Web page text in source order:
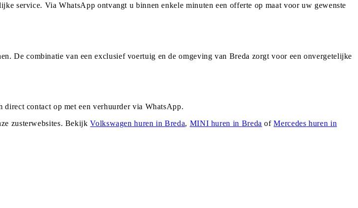
service. Via WhatsApp ontvangt u binnen enkele minuten een offerte op maat voor uw gewenste
De combinatie van een exclusief voertuig en de omgeving van Breda zorgt voor een onvergetelijke
contact op met een verhuurder via WhatsApp.
zusterwebsites. Bekijk Volkswagen huren inBreda, MINI huren in Breda ofMercedes huren in